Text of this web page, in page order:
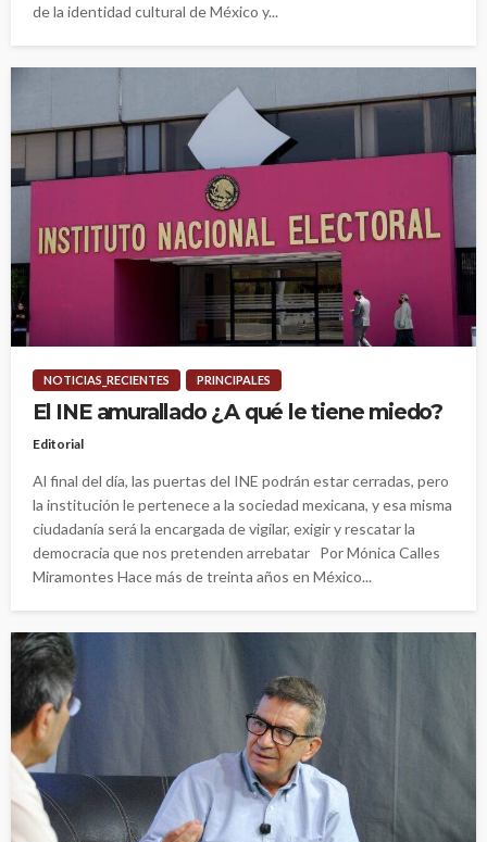
de la identidad cultural de México y...
NOTICIAS_RECIENTES PRINCIPALES
El INE amurallado ¿A qué le tiene miedo?
Editorial
Al final del día, las puertas del INE podrán estar cerradas, pero
la institución le pertenece a la sociedad mexicana, y esa misma
ciudadanía será la encargada de vigilar, exigir y rescatar la
democracia que nos pretenden arrebatar Por Mónica Calles
Miramontes Hace más de treinta años en México...